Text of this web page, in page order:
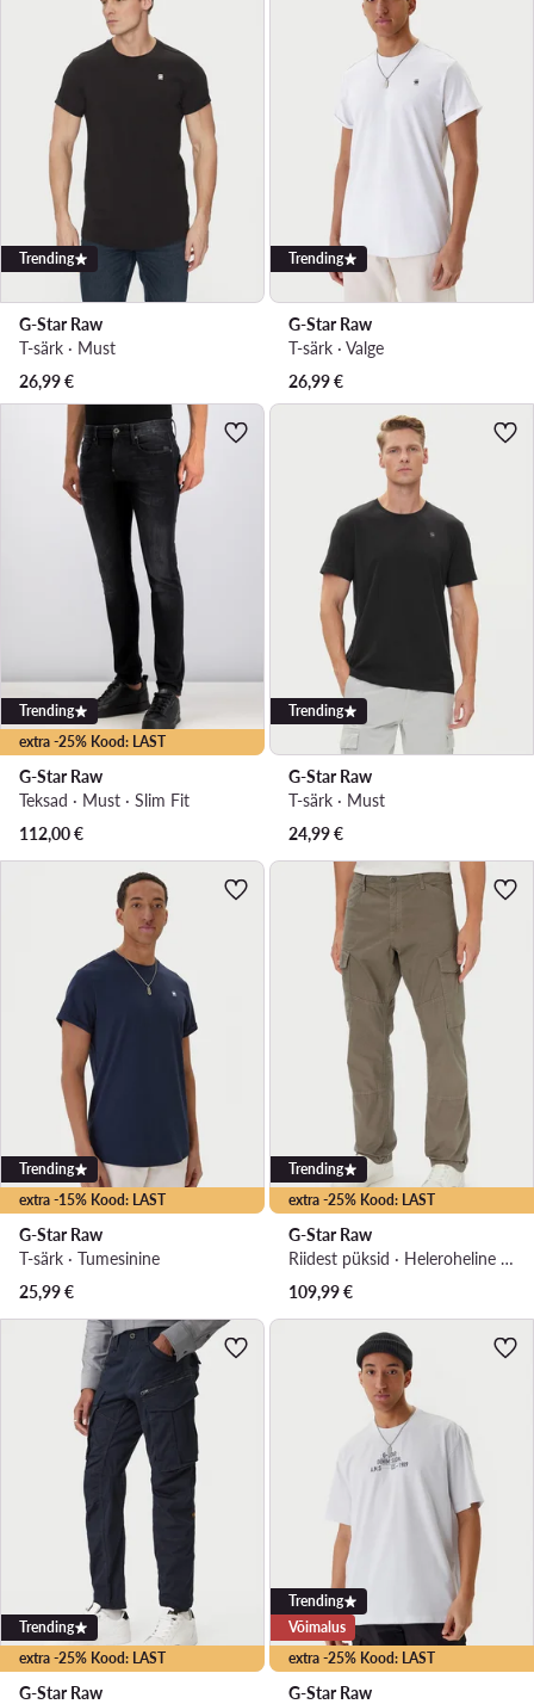
Trending
G-Star Raw
T-särk · Must
26,99€
Trending
G-Star Raw
T-särk · Valge
26,99€
extra -25% Kood: LAST
Trending
G-Star Raw
Teksad · Must · Slim Fit
112,00€
Trending
G-Star Raw
T-särk · Must
24,99€
extra -15% Kood: LAST
Trending
G-Star Raw
T-särk · Tumesinine
25,99€
extra -25% Kood: LAST
Trending
G-Star Raw
Riidest püksid · Heleroheline · Regular Fit
109,99€
extra -25% Kood: LAST
Trending
G-Star Raw
extra -25% Kood: LAST
Trending
Võimalus
G-Star Raw